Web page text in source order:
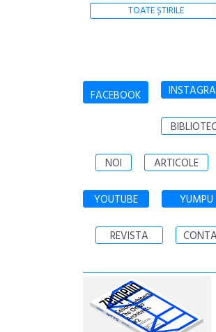
TOATE ȘTIRILE
FACEBOOK
NOI ARTICOLE
YOUTUBE YUMPU
REVISTA